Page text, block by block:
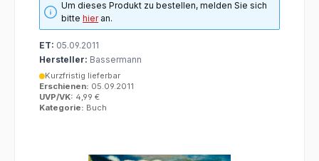
Um dieses Produkt zu bestellen, melden Sie sich
bittehieran.
ET: 05.09.2011
Hersteller: Bassermann
Kurzfristig lieferbar
Erschienen: 05.09.2011
UVP/VK: 4,99 €
Kategorie: Buch